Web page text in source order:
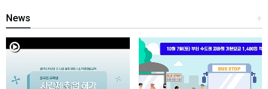
+
News